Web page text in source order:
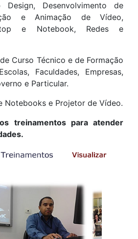
Design, Desenvolvimento de
e Animação de Vídeo,
e Notebook, Redes e
Curso Técnico e de Formação
Faculdades, Empresas,
e Particular.
Notebooks e Projetor de Vídeo.
treinamentos para atender